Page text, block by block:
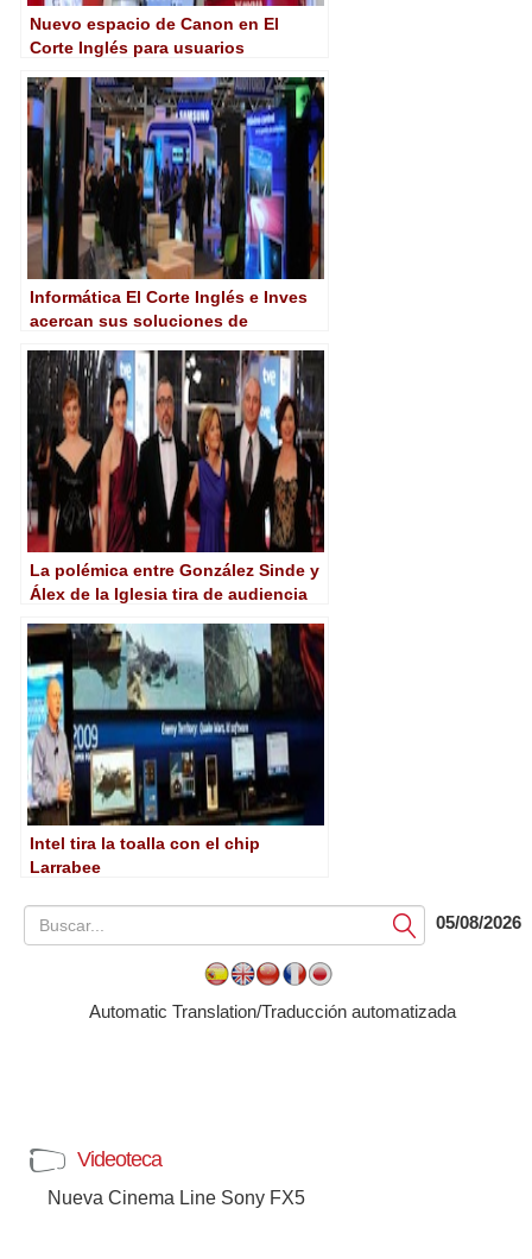
Nuevo espacio de Canon en El
Corte Inglés para usuarios
Informática El Corte Inglés e Inves
acercan sus soluciones de
La polémica entre González Sinde y
Álex de la Iglesia tira de audiencia
Intel tira la toalla con el chip
Larrabee
Submit05/08/2026
Automatic Translation/Traducción automatizada
Videoteca
Nueva Cinema Line Sony FX5